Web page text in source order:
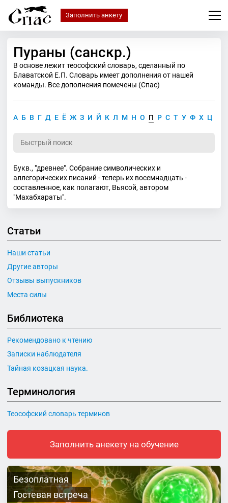
Заполнить анкету
Пураны (санскр.)
В основе лежит теософский словарь, сделанный по
Блаватской Е.П. Словарь имеет дополнения от нашей
команды. Все дополнения помечены (Спас)
А Б В Г Д Е Ё Ж З И Й К Л М Н О П Р С Т У Ф Х Ц
Букв., "древнее". Собрание символических и
аллегорических писаний - теперь их восемнадцать -
составленное, как полагают, Вьясой, автором
"Махабхараты".
Статьи
Наши статьи
Другие авторы
Отзывы выпускников
Места силы
Библиотека
Рекомендовано к чтению
Записки наблюдателя
Тайная козацкая наука.
Терминология
Теософский словарь терминов
Заполнить анекету на обучение
Безоплатная
Гостевая встреча